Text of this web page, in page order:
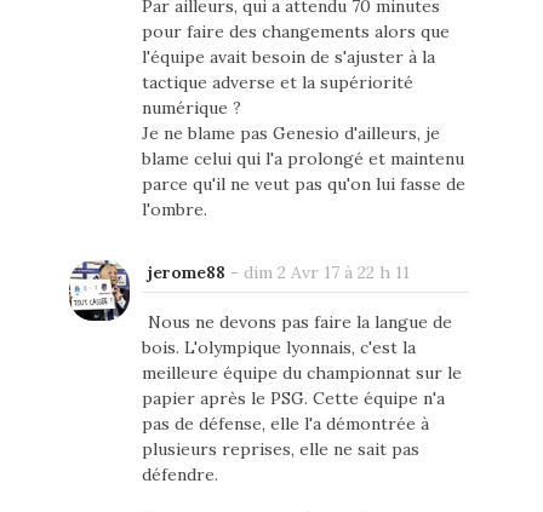
Par ailleurs, qui a attendu 70 minutes
pour faire des changements alors que
l'équipe avait besoin de s'ajuster à la
tactique adverse et la supériorité
numérique ?
Je ne blame pas Genesio d'ailleurs, je
blame celui qui l'a prolongé et maintenu
parce qu'il ne veut pas qu'on lui fasse de
l'ombre.
jerome88 - dim 2 Avr 17 à 22 h 11
Nous ne devons pas faire la langue de
bois. L'olympique lyonnais, c'est la
meilleure équipe du championnat sur le
papier après le PSG. Cette équipe n'a
pas de défense, elle l'a démontrée à
plusieurs reprises, elle ne sait pas
défendre.